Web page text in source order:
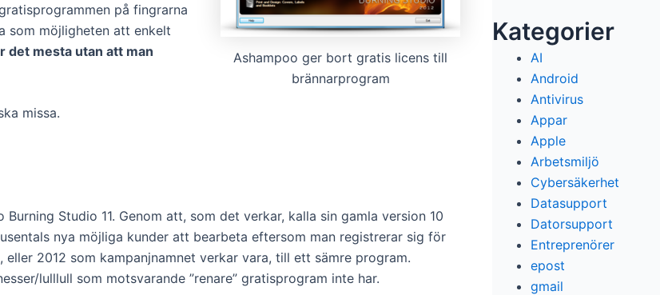
Ashampoo ger bort gratis licens till
brännarprogram
på fingrarna
som möjligheten att enkelt
det mesta utan att man
missa.
Studio 11. Genom att, som det verkar, kalla sin gamla version 10
nya möjliga kunder att bearbeta eftersom man registrerar sig för
2012 som kampanjnamnet verkar vara, till ett sämre program.
lulllull som motsvarande ”renare” gratisprogram inte har.
Kategorier
AI
Android
Antivirus
Appar
Apple
Arbetsmiljö
Cybersäkerhet
Datasupport
Datorsupport
Entreprenörer
epost
gmail